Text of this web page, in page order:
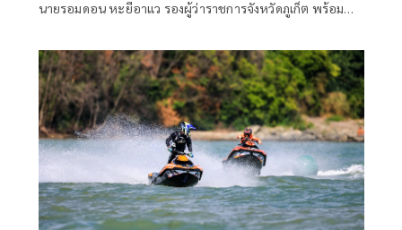
นายรอมดอน หะยีอาแว รองผู้ว่าราชการจังหวัดภูเก็ต พร้อม
สาขาภูเก็ต นายธีรพงศ์ พันธ์นาค เจ้าพนักงานตรวจเรือชำนาญ
การ และเจ้าหน้าที่สำนักงานเจ้าท่าภูมิภาคสาขาภูเก็ต